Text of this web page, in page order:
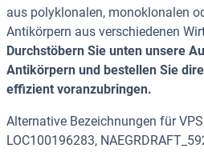
aus polyklonalen, monoklonalen
Antikörpern aus verschiedenen
Durchstöbern Sie unten unsere
Antikörpern und bestellen Sie
effizient voranzubringen.
Alternative Bezeichnungen für
LOC100196283,